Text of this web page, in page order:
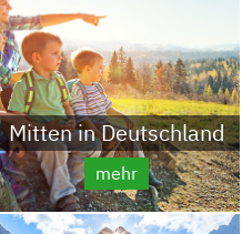
Mitten in Deutschland
mehr